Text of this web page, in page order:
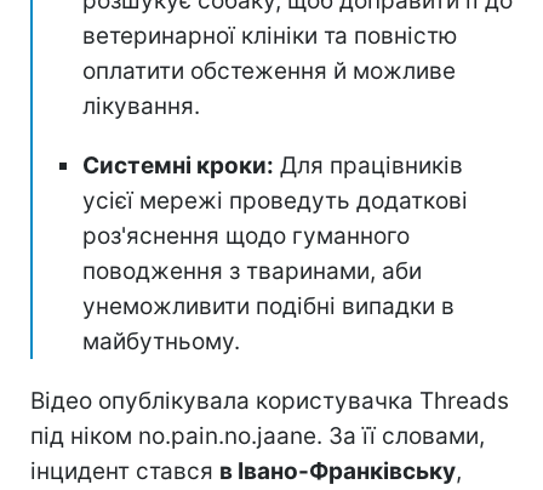
ветеринарної клініки та повністю
оплатити обстеження й можливе
лікування.
Системні кроки: Для працівників
усієї мережі проведуть додаткові
роз'яснення щодо гуманного
поводження з тваринами, аби
унеможливити подібні випадки в
майбутньому.
Відео опублікувала користувачка Threads
під ніком no.pain.no.jaane. За її словами,
інцидент стався в Івано-Франківську,